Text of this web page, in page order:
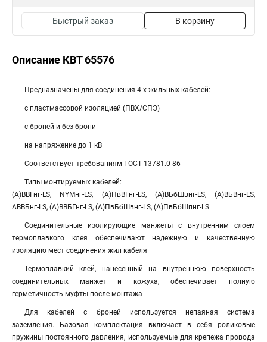
Быстрый заказ В корзину
Описание КВТ 65576
Предназначены для соединения 4-х жильных кабелей:
с пластмассовой изоляцией (ПВХ/СПЭ)
с броней и без брони
на напряжение до 1 кВ
Соответствует требованиям ГОСТ 13781.0-86
Типы монтируемых кабелей:
(А)ВВГнг-LS, NYMнг-LS, (А)ПвВГнг-LS, (А)ВБбШвнг-LS, (А)ВБВнг-LS,
АВВБнг-LS, (А)ВВБГнг-LS, (А)ПвБбШвнг-LS, (А)ПвБбШпнг-LS
Соединительные изолирующие манжеты с внутренним слоем
термоплавкого клея обеспечивают надежную и качественную
изоляцию мест соединения жил кабеля
Термоплавкий клей, нанесенный на внутреннюю поверхность
соединительных манжет и кожуха, обеспечивает полную
герметичность муфты после монтажа
Для кабелей с броней используется непаяная система
заземления. Базовая комплектация включает в себя роликовые
пружины постоянного давления, используемые для крепежа провода